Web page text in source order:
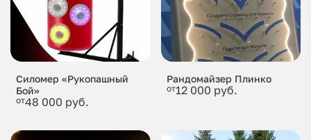
Силомер «Рукопашный
Бой»
от48 000 руб.
Рандомайзер Плинко
от12 000 руб.